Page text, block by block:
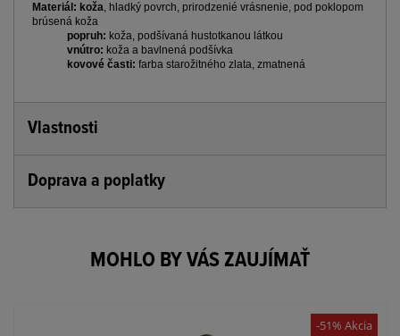
Materiál: koža, hladký povrch, prirodzenié vrásnenie, pod poklopom
brúsená koža
popruh: koža, podšívaná hustotkanou látkou
vnútro: koža a bavlnená podšívka
kovové časti: farba starožitného zlata, zmatnená
Vlastnosti
Doprava a poplatky
MOHLO BY VÁS ZAUJÍMAŤ
-51% Akcia